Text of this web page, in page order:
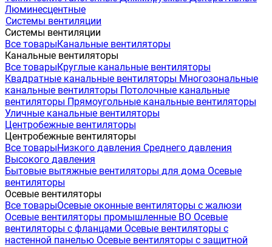
Люминесцентные
Системы вентиляции
Системы вентиляции
Все товарыКанальные вентиляторы
Канальные вентиляторы
Все товарыКруглые канальные вентиляторы
Квадратные канальные вентиляторы Многозональные
канальные вентиляторы Потолочные канальные
вентиляторы Прямоугольные канальные вентиляторы
Уличные канальные вентиляторы
Центробежные вентиляторы
Центробежные вентиляторы
Все товарыНизкого давления Среднего давления
Высокого давления
Бытовые вытяжные вентиляторы для дома Осевые
вентиляторы
Осевые вентиляторы
Все товарыОсевые оконные вентиляторы с жалюзи
Осевые вентиляторы промышленные ВО Осевые
вентиляторы с фланцами Осевые вентиляторы с
настенной панелью Осевые вентиляторы с защитной